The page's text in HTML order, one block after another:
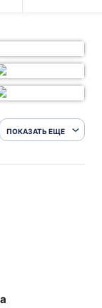
ПОКАЗАТЬ ЕЩЕ